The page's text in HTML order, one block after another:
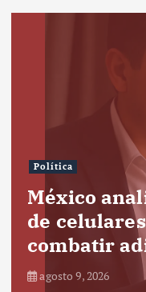
Política
México
de
combatir
agosto 9, 2026